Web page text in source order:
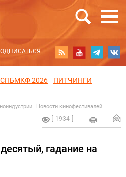
СПБМКФ 2026
ПИТЧИНГИ
Новости кинофестивалей
1934
гадание на